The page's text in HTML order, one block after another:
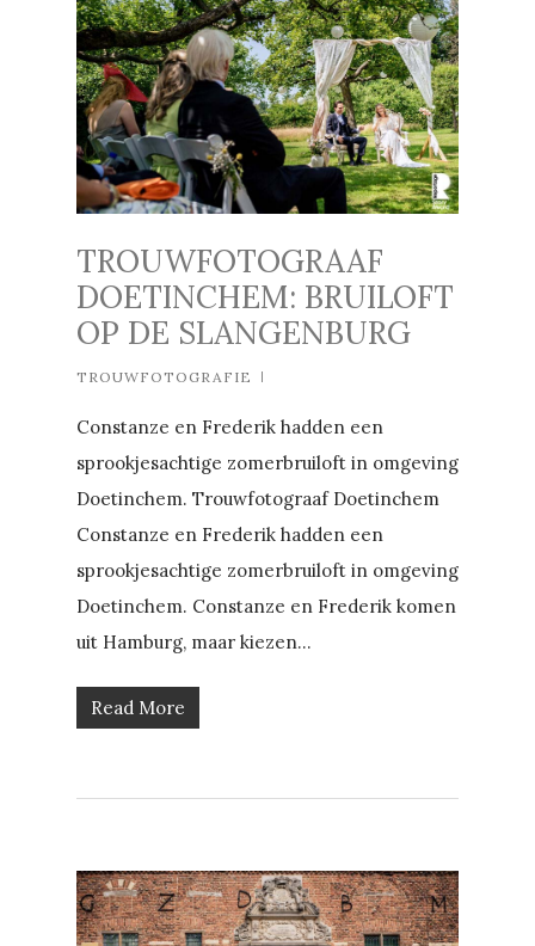
TROUWFOTOGRAAF
DOETINCHEM: BRUILOFT
OP DE SLANGENBURG
TROUWFOTOGRAFIE
Constanze en Frederik hadden een
sprookjesachtige zomerbruiloft in omgeving
Doetinchem. Trouwfotograaf Doetinchem
Constanze en Frederik hadden een
sprookjesachtige zomerbruiloft in omgeving
Doetinchem. Constanze en Frederik komen
uit Hamburg, maar kiezen...
Read More